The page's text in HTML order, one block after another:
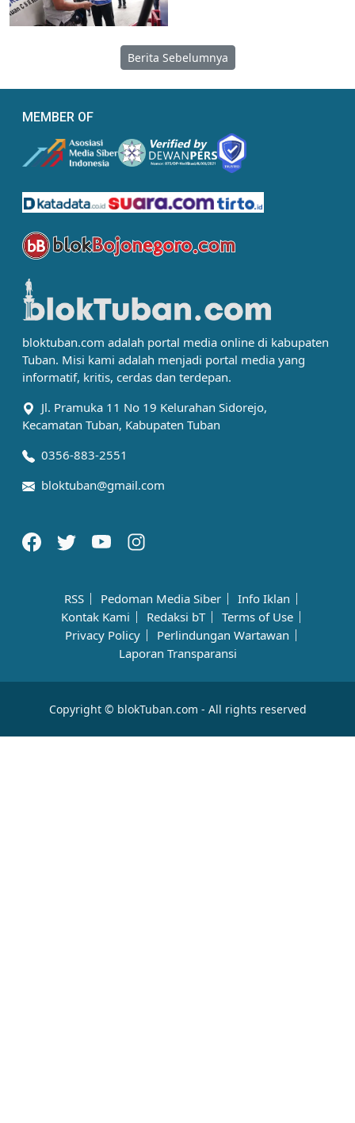
Berita Sebelumnya
MEMBER OF
bloktuban.com adalah portal media online di kabupaten
Tuban. Misi kami adalah menjadi portal media yang
informatif, kritis, cerdas dan terdepan.
Jl. Pramuka 11 No 19 Kelurahan Sidorejo,
Kecamatan Tuban, Kabupaten Tuban
0356-883-2551
bloktuban@gmail.com
RSS Pedoman Media Siber
Info Iklan
Kontak Kami
Redaksi bT
Terms of Use
Privacy Policy
Perlindungan Wartawan
Laporan Transparansi
Copyright © blokTuban.com - All rights reserved